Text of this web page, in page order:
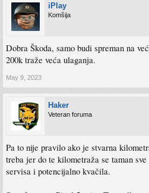
iPlay
Komšija
Dobra Škoda, samo budi spreman na
200k traže veća ulaganja.
May 9, 2023
Haker
Veteran foruma
Pa to nije pravilo ako je stvarna
treba jer do te kilometraža se taman
servisa i potencijalno kvačila.